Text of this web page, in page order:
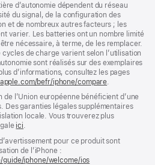
d’autonomie dépendent du réseau
du signal, de la configuration des
et de nombreux autres facteurs ; les
varier. Les batteries ont un nombre limité
néces­saire, à terme, de les remplacer.
cycles de charge varient selon l’utilisation
sont réalisés sur des exemplaires
d’informations, consultez les pages
apple.com/befr/iphone/compare
l’Union européenne bénéficient d’une
Des garanties légales supplémentaires
locale. Vous trouverez plus
ici.
pour ce produit sont
de l’iPhone :
iphone/welcome/ios